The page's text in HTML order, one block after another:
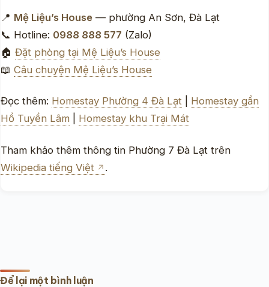
📍 Mệ Liệu’s House — phường An Sơn, Đà Lạt
📞 Hotline: 0988 888 577 (Zalo)
🏠 Đặt phòng tại Mệ Liệu’s House
📖 Câu chuyện Mệ Liệu’s House
Đọc thêm: Homestay Phường 4 Đà Lạt
Homestay gần
Hồ Tuyền Lâm
Homestay khu Trại Mát
Tham khảo thêm thông tin Phường 7 Đà Lạt trên
Wikipedia tiếng Việt
.
Để lại một bình luận